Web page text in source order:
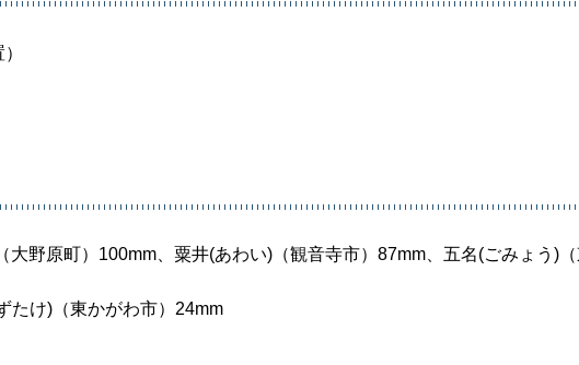
大野原町）100mm、粟井(あわい)（観音寺市）87mm、五名(ごみょう)（
たけ)（東かがわ市）24mm